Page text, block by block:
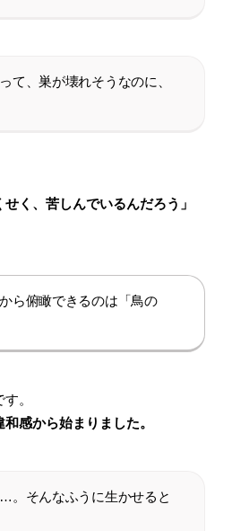
て、巣が壊れそうなのに、
せく、苦しんでいるんだろう」
ら俯瞰できるのは「鳥の
。
和感から始まりました。
そんなふうに生かせると